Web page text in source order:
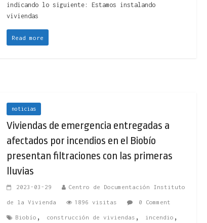
indicando lo siguiente: Estamos instalando
viviendas
Read more
noticias
Viviendas de emergencia entregadas a
afectados por incendios en el Biobío
presentan filtraciones con las primeras
lluvias
2023-03-29 Centro de Documentación Instituto
de la Vivienda 1896 visitas 0 Comment
Biobío , construcción de viviendas , incendio ,